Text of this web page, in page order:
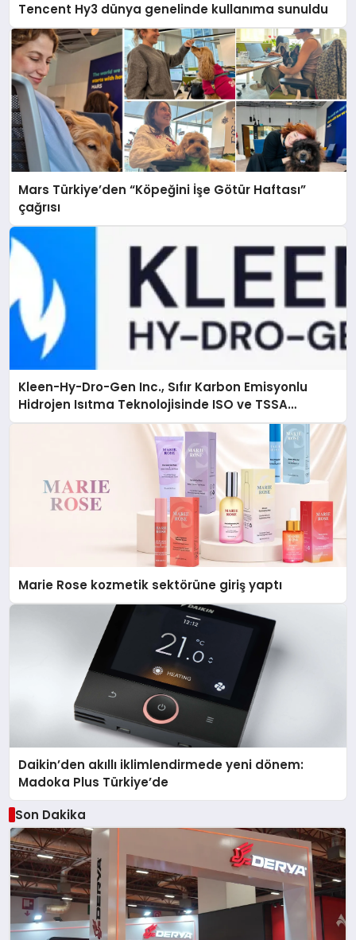
Tencent Hy3 dünya genelinde kullanıma sunuldu
Mars Türkiye’den “Köpeğini İşe Götür Haftası”
çağrısı
Kleen-Hy-Dro-Gen Inc., Sıfır Karbon Emisyonlu
Hidrojen Isıtma Teknolojisinde ISO ve TSSA
Düzenleyici Onaylarını Aldı
Marie Rose kozmetik sektörüne giriş yaptı
Daikin’den akıllı iklimlendirmede yeni dönem:
Madoka Plus Türkiye’de
Son Dakika